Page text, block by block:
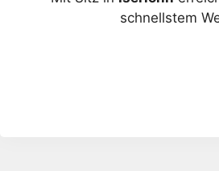
schnellstem